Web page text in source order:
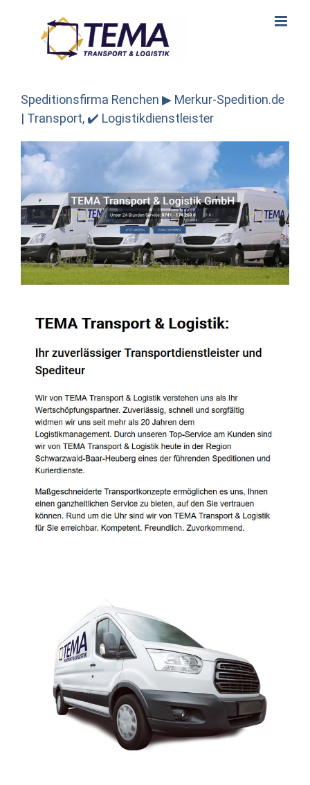
Speditionsfirma Renchen ▶︎ Merkur-Spedition.de
| Transport, ✔️ Logistikdienstleister